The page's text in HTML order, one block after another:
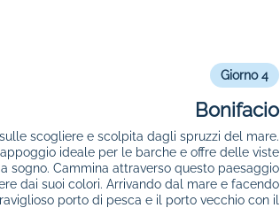
Giorno 4
Bonifacio
scogliere e scolpita dagli spruzzi del mare.
ideale per le barche e offre delle viste
sogno. Cammina attraverso questo paesaggio
dai suoi colori. Arrivando dal mare e facendo
porto di pesca e il porto vecchio con il